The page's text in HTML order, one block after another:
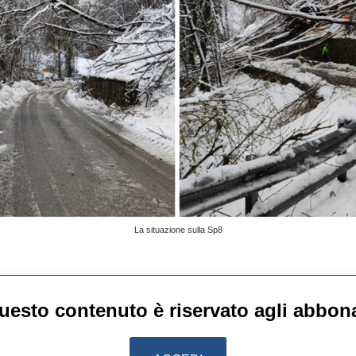
La situazione sulla Sp8
contenuto è riservato agli